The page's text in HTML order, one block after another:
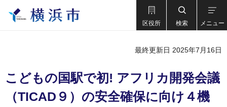
区役所 検索 メニュー
最終更新日 2025年7月16日
こどもの国駅で初! アフリカ開発会議
（TICAD９）の安全確保に向け４機